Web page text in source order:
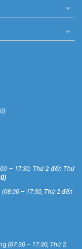
– 17:30, Thứ 2 đến Thứ
(08:00 – 17:30, Thứ 2 đến
(07:30 – 17:30, Thứ 2